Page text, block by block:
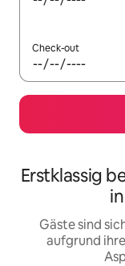
Check-out
Erstklassig
Gäste sind
aufgrund